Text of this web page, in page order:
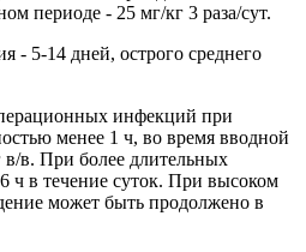
периоде - 25 мг/кг 3 раза/сут.
- 5-14 дней, острого среднего
инфекций при
менее 1 ч, во время вводной
в/в. При более длительных
ч в течение суток. При высоком
может быть продолжено в